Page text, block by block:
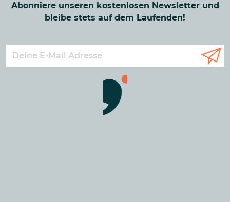
Abonniere unseren kostenlosen Newsletter und
bleibe stets auf dem Laufenden!